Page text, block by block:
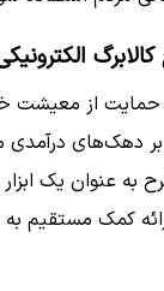
از معیشت
بر دهک‌های
به عنوان یک ابزار
کمک مستقیم به